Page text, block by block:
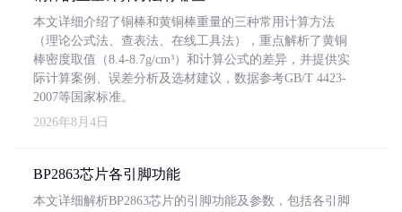
本文详细介绍了铜棒和黄铜棒重量的三种常用计算方法
（理论公式法、查表法、在线工具法），重点解析了黄铜
棒密度取值（8.4-8.7g/cm³）和计算公式的差异，并提供实
际计算案例、误差分析及选材建议，数据参考GB/T 4423-
2007等国家标准。
2026年8月4日
BP2863芯片各引脚功能
本文详细解析BP2863芯片的引脚功能及参数，包括各引脚